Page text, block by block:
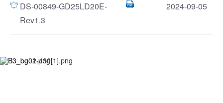
DS-00849-GD25LD20E-
Rev1.3
2024-09-05